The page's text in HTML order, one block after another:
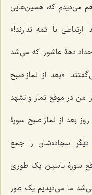
می‌دیدم که، همین‌هایی
با ائمه ندارند!»
حداد دهۀ عاشورا که می‌شد
«بعد از نماز صبح
من در موقع نماز و تشهد
بعد از نماز صبح سورۀ
سجاده‌شان را جمع
سورۀ یاسین یک طوری
می‌شد ما می‌دیدیم یک طور